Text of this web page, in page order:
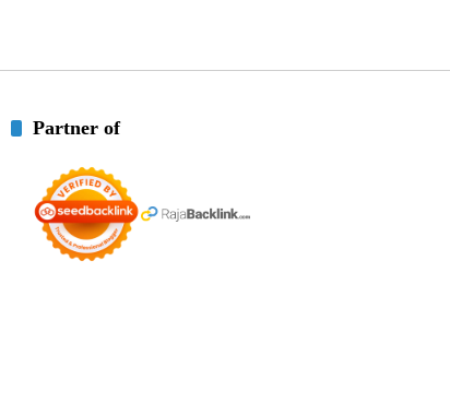
Partner of